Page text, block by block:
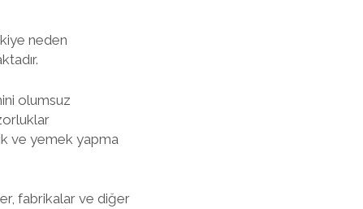
neden
olumsuz
ve yemek yapma
fabrikalar ve diğer